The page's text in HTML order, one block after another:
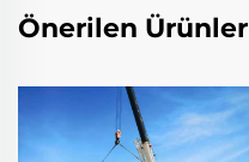
Önerilen Ürünler